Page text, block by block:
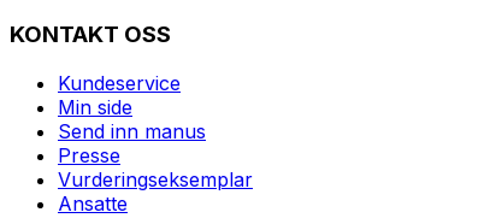
KONTAKT OSS
Kundeservice
Min side
Send inn manus
Presse
Vurderingseksemplar
Ansatte